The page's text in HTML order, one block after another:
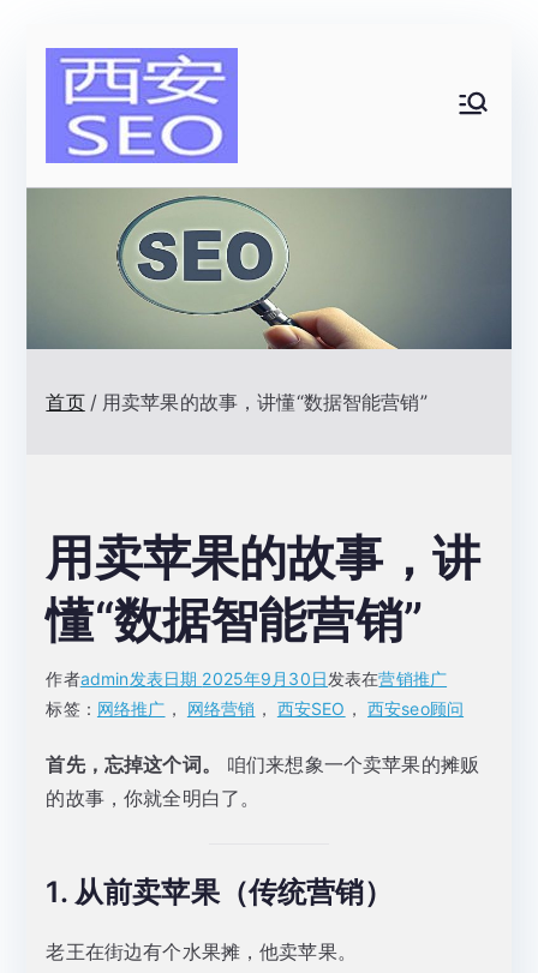
网站排名优
化顾问|一
名网络技术
首页 用卖苹果的故事，讲懂“数据智能营销”
用卖苹果的故事，讲
懂“数据智能营销”
作者admin发表日期 2025年9月30日发表在营销推广
标签： 网络推广 ， 网络营销 ， 西安SEO ， 西安seo顾问
首先，忘掉这个词。
咱们来想象一个卖苹果的摊贩
的故事，你就全明白了。
1. 从前卖苹果（传统营销）
老王在街边有个水果摊，他卖苹果。